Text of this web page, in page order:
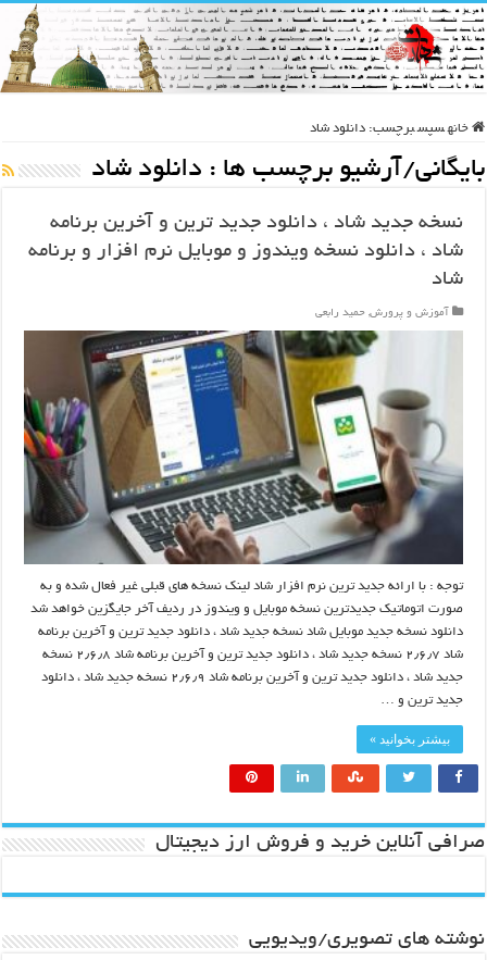
خانه سپس برچسب: دانلود شاد
بایگانی/آرشیو برچسب ها : دانلود شاد
نسخه جدید شاد ، دانلود جدید ترین و آخرین برنامه
شاد ، دانلود نسخه ویندوز و موبایل نرم افزار و برنامه
شاد
آموزش و پرورش, حمید رابعی
توجه : با ارائه جدید ترین نرم افزار شاد لینک نسخه های قبلی غیر فعال شده و به
صورت اتوماتیک جدیدترین نسخه موبایل و ویندوز در ردیف آخر جایگزین خواهد شد
دانلود نسخه جدید موبایل شاد نسخه جدید شاد ، دانلود جدید ترین و آخرین برنامه
شاد ۲٫۶٫۷ نسخه جدید شاد ، دانلود جدید ترین و آخرین برنامه شاد ۲٫۶٫۸ نسخه
جدید شاد ، دانلود جدید ترین و آخرین برنامه شاد ۲٫۶٫۹ نسخه جدید شاد ، دانلود
جدید ترین و …
بیشتر بخوانید »
صرافی آنلاین خرید و فروش ارز دیجیتال
نوشته های تصویری/ویدیویی